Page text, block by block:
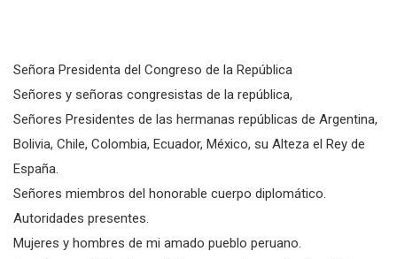
Señora Presidenta del Congreso de la República
Señores y señoras congresistas de la república,
Señores Presidentes de las hermanas repúblicas de Argentina,
Bolivia, Chile, Colombia, Ecuador, México, su Alteza el Rey de
España.
Señores miembros del honorable cuerpo diplomático.
Autoridades presentes.
Mujeres y hombres de mi amado pueblo peruano.